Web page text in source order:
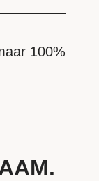
100%